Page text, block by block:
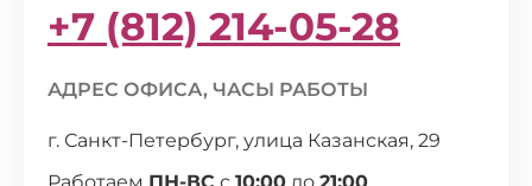
+7 (812) 214-05-28
АДРЕС ОФИСА, ЧАСЫ РАБОТЫ
г. Санкт-Петербург, улица Казанская, 29
Работаем ПН-ВС с 10:00 до 21:00